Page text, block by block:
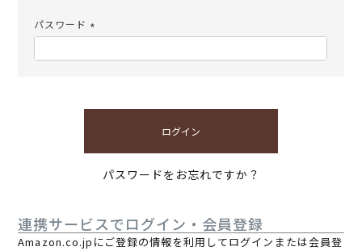
パスワード
須)
ログイン
パスワードをお忘れですか？
連携サービスでログイン・会員登録
Amazon.co.jpにご登録の情報を利用してログインまたは会員登